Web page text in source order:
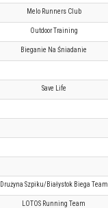
Melo Runners Club
Outdoor Training
Bieganie Na Śniadanie
Save Life
Drużyna Szpiku/Białystok Biega Team
LOTOS Running Team